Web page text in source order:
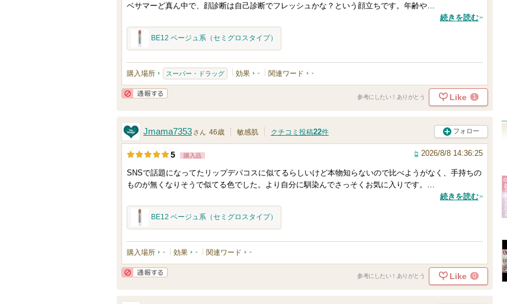
以
上
の
ン
バ
お
入
さ
れ
ベサマーど真ん中で、顔診断は自己診断でフレッシュかな？という顔立ちです。年齢や…
続きを読む
BE12 ベージュ系（セミグロスタイプ）
購入場所 スーパー・ドラッグ 効果 - 関連ワード -
参考にしたい！ありがとう Like 1
Jmama7353 さん 46歳 敏感肌 クチコミ投稿22件 フォロー
5 購入品 2026/8/8 14:36:25
SNSで話題になってたリップデパコスに似てるらしいけど本物知らないので比べようがなく、手持ちの
ものが無くなりそうで似てる色でした。より自分に馴染んでさっそくお気に入りです。…
続きを読む
BE12 ベージュ系（セミグロスタイプ）
購入場所 - 効果 - 関連ワード -
参考にしたい！ありがとう Like 0